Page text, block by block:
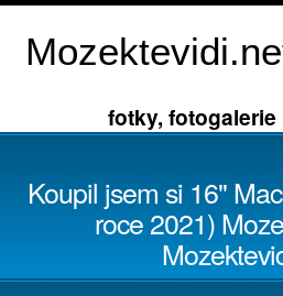
fotky, fotogalerie
Koupil jsem si 16"
roce 2021)